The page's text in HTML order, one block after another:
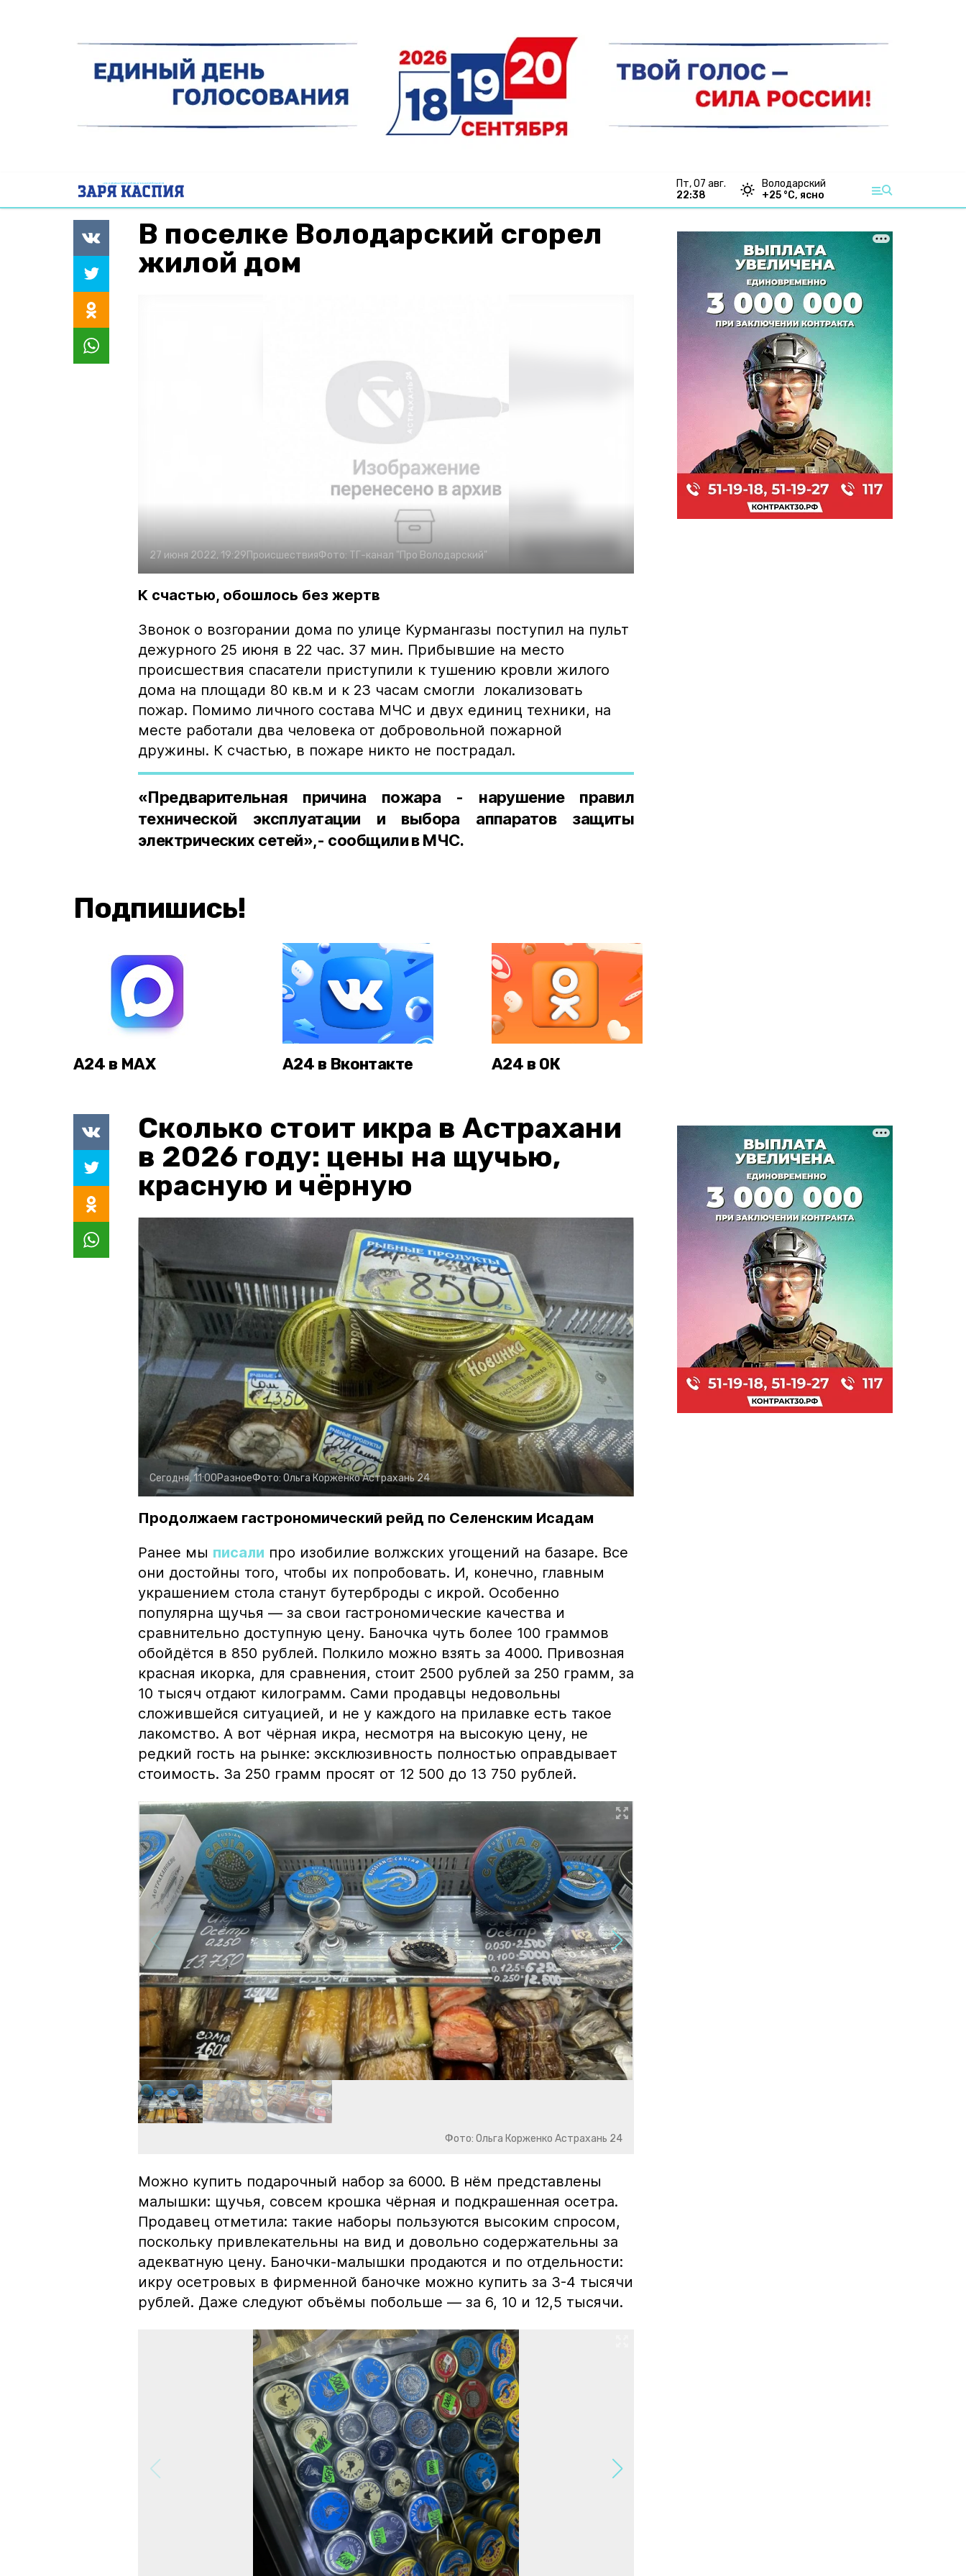
пт, 07 авг.
22:38
Володарский
+25 °С, ясно
В поселке Володарский сгорел
жилой дом
27 июня 2022, 19:29ПроисшествияФото: ТГ-канал "Про Володарский"
К счастью, обошлось без жертв
Звонок о возгорании дома по улице Курмангазы поступил на пульт
дежурного 25 июня в 22 час. 37 мин. Прибывшие на место
происшествия спасатели приступили к тушению кровли жилого
дома на площади 80 кв.м и к 23 часам смогли локализовать
пожар. Помимо личного состава МЧС и двух единиц техники, на
месте работали два человека от добровольной пожарной
дружины. К счастью, в пожаре никто не пострадал.
«Предварительная причина пожара - нарушение правил
технической эксплуатации и выбора аппаратов защиты
электрических сетей»,- сообщили в МЧС.
Подпишись!
А24 в MAX А24 в Вконтакте А24 в ОК
Сколько стоит икра в Астрахани
в 2026 году: цены на щучью,
красную и чёрную
Сегодня, 11:00РазноеФото: Ольга КорженкоАстрахань 24
Продолжаем гастрономический рейд по Селенским Исадам
Ранее мы писали про изобилие волжских угощений на базаре. Все
они достойны того, чтобы их попробовать. И, конечно, главным
украшением стола станут бутерброды с икрой. Особенно
популярна щучья — за свои гастрономические качества и
сравнительно доступную цену. Баночка чуть более 100 граммов
обойдётся в 850 рублей. Полкило можно взять за 4000. Привозная
красная икорка, для сравнения, стоит 2500 рублей за 250 грамм, за
10 тысяч отдают килограмм. Сами продавцы недовольны
сложившейся ситуацией, и не у каждого на прилавке есть такое
лакомство. А вот чёрная икра, несмотря на высокую цену, не
редкий гость на рынке: эксклюзивность полностью оправдывает
стоимость. За 250 грамм просят от 12 500 до 13 750 рублей.
Фото: Ольга Корженко Астрахань 24
Можно купить подарочный набор за 6000. В нём представлены
малышки: щучья, совсем крошка чёрная и подкрашенная осетра.
Продавец отметила: такие наборы пользуются высоким спросом,
поскольку привлекательны на вид и довольно содержательны за
адекватную цену. Баночки-малышки продаются и по отдельности:
икру осетровых в фирменной баночке можно купить за 3-4 тысячи
рублей. Даже следуют объёмы побольше — за 6, 10 и 12,5 тысячи.